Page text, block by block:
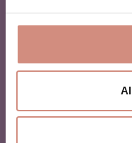
Du liebst